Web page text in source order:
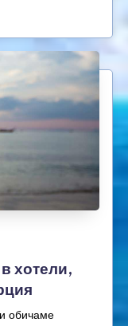
хотели,
обичаме